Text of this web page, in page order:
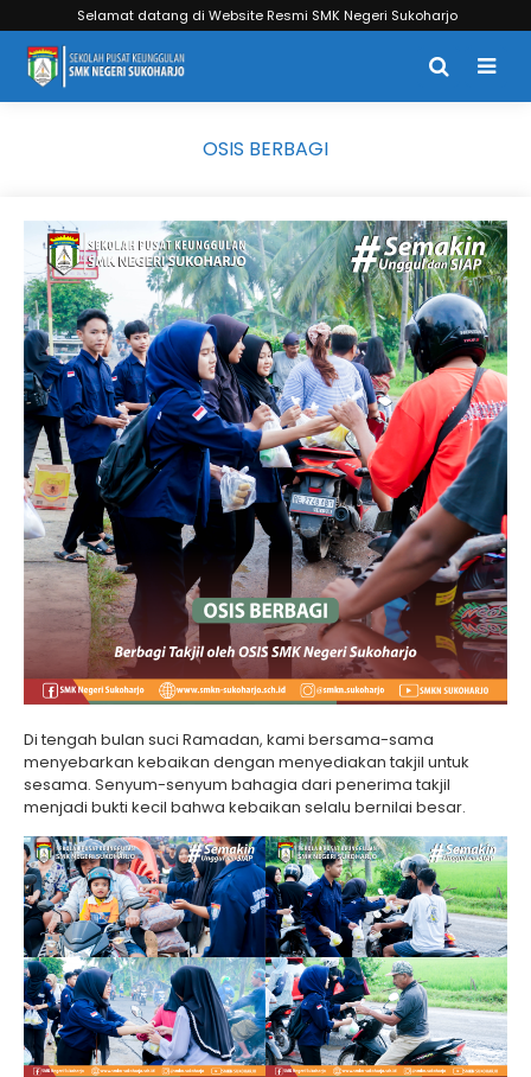
Selamat datang di Website Resmi SMK Negeri Sukoharjo
OSIS BERBAGI
Di tengah bulan suci Ramadan, kami bersama-sama
menyebarkan kebaikan dengan menyediakan takjil untuk
sesama. Senyum-senyum bahagia dari penerima takjil
menjadi bukti kecil bahwa kebaikan selalu bernilai besar.